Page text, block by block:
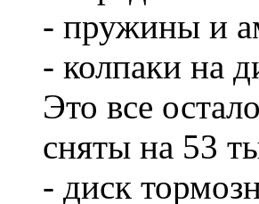
- пружины и
- колпаки на
Это все
сняты на 53
- диск